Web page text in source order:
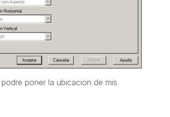
poner la ubicacion de mis